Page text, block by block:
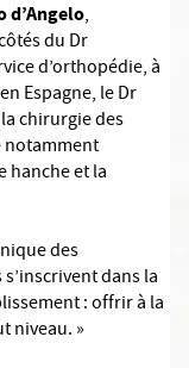
d’Angelo,
du Dr
d’orthopédie, à
Espagne, le Dr
chirurgie des
notamment
hanche et la
des
dans la
: offrir à la
niveau. »